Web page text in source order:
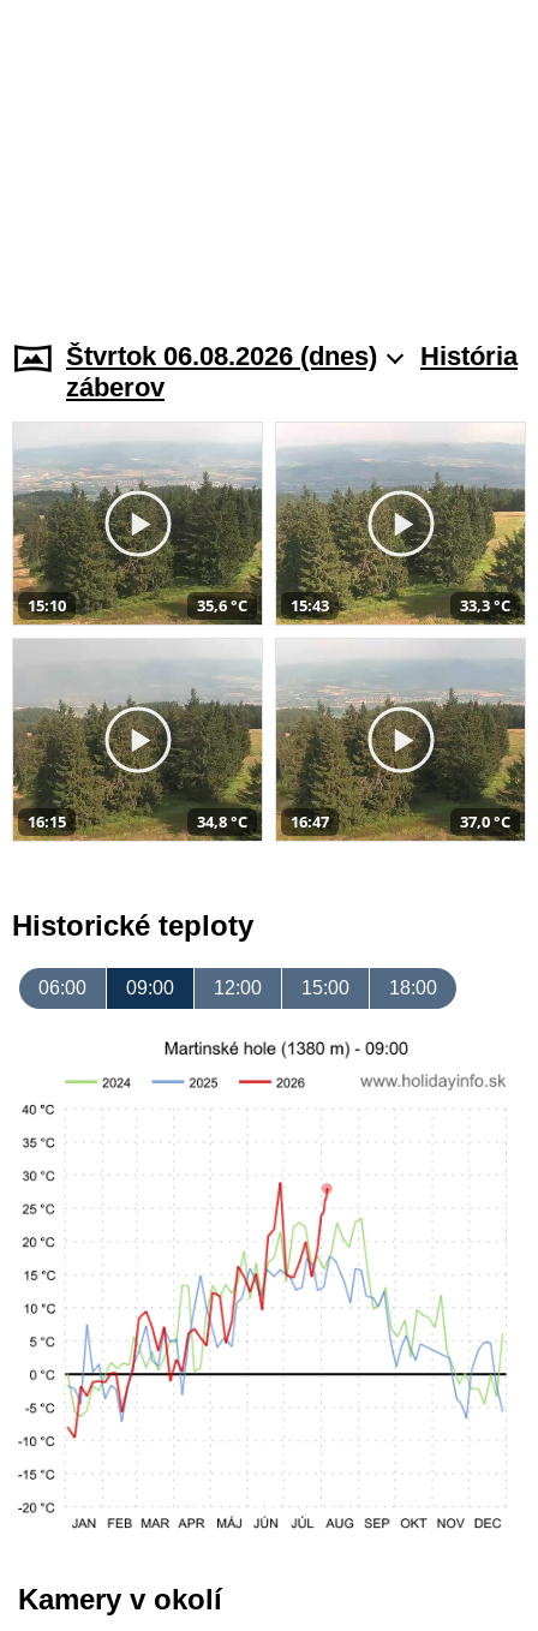
Štvrtok 06.08.2026 (dnes)
História
záberov
15:10 35,6 °C 15:43 33,3 °C
16:15 34,8 °C 16:47 37,0 °C
Historické teploty
06:00 09:00 12:00 15:00 18:00
Kamery v okolí